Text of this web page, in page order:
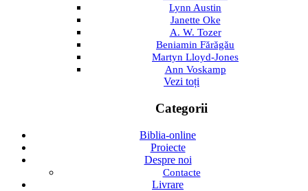
Lynn Austin
Janette Oke
A. W. Tozer
Beniamin Fărăgău
Martyn Lloyd-Jones
Ann Voskamp
Vezi toți
Categorii
Biblia-online
Proiecte
Despre noi
Contacte
Livrare